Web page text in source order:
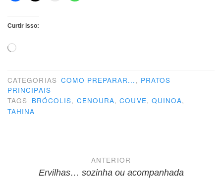
Curtir isso:
Carregando...
CATEGORIAS COMO PREPARAR... , PRATOS
PRINCIPAIS
TAGS BRÓCOLIS, CENOURA,COUVE, QUINOA,
TAHINA
NavegaçãoANTERIOR
Ervilhas… sozinha ou acompanhada